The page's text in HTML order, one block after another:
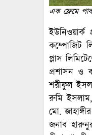
এক ফ্রেমে
কম্পোজিট
প্লাস
প্রশাসন ও
শরীফুল
রুমি
মো.
জনাব